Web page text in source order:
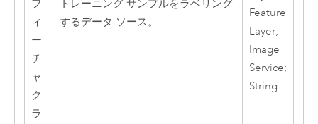
フ
ィ
ー
チ
ャ
ク
ラ
トレーニング サンプルをラベリング
するデータ ソース。
Feature
Layer;
Image
Service;
String